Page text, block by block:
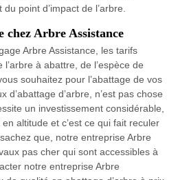
point d’impact de l’arbre.
chez Arbre Assistance
Arbre Assistance, les tarifs
à abattre, de l’espèce de
souhaitez pour l’abattage de vos
d’abattage d’arbre, n’est pas chose
un investissement considérable,
altitude et c’est ce qui fait reculer
que, notre entreprise Arbre
pas cher qui sont accessibles à
notre entreprise Arbre